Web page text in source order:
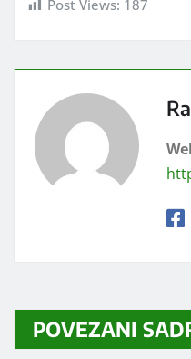
Post Views: 187
POVEZANI